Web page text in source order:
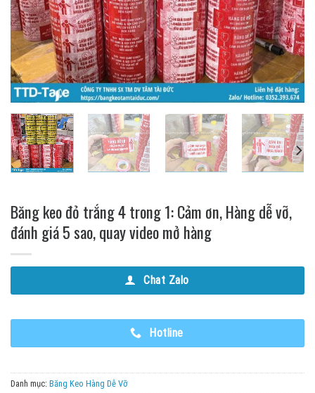
Băng keo đỏ trắng 4 trong 1: Cảm ơn, Hàng dễ vỡ,
đánh giá 5 sao, quay video mở hàng
Chat Zalo
Hotline
Danh mục: Băng Keo Hàng Dễ Vỡ